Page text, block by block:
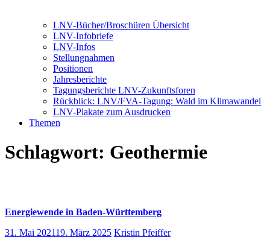
LNV-Bücher/Broschüren Übersicht
LNV-Infobriefe
LNV-Infos
Stellungnahmen
Positionen
Jahresberichte
Tagungsberichte LNV-Zukunftsforen
Rückblick: LNV/FVA-Tagung: Wald im Klimawandel
LNV-Plakate zum Ausdrucken
Themen
Schlagwort: Geothermie
Energiewende in Baden-Württemberg
31. Mai 202119. März 2025 Kristin Pfeiffer